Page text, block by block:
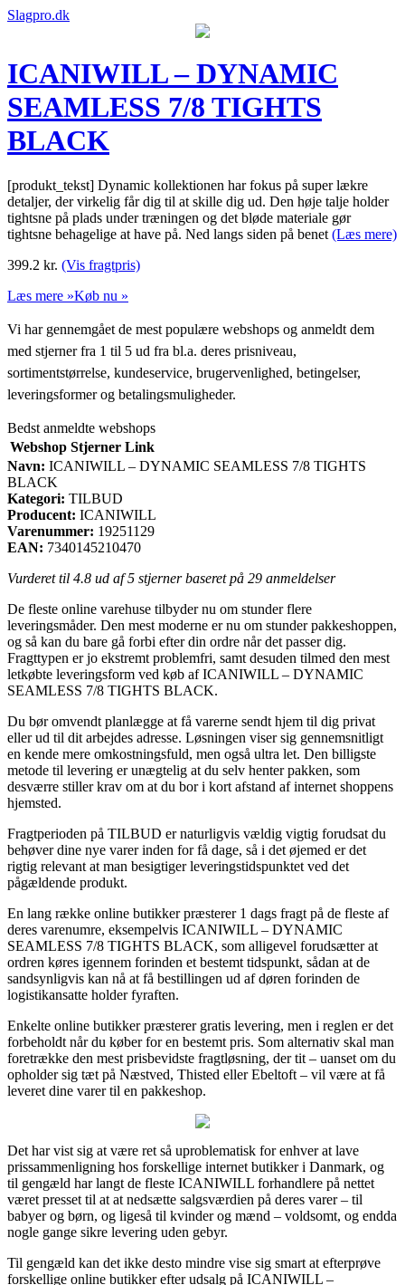
Slagpro.dk
ICANIWILL – DYNAMIC
SEAMLESS 7/8 TIGHTS
BLACK
[produkt_tekst] Dynamic kollektionen har fokus på super lækre
detaljer, der virkelig får dig til at skille dig ud. Den høje talje holder
tightsne på plads under træningen og det bløde materiale gør
tightsne behagelige at have på. Ned langs siden på benet (Læs mere)
399.2 kr. (Vis fragtpris)
Læs mere »Køb nu »
Vi har gennemgået de mest populære webshops og anmeldt dem
med stjerner fra 1 til 5 ud fra bl.a. deres prisniveau,
sortimentstørrelse, kundeservice, brugervenlighed, betingelser,
leveringsformer og betalingsmuligheder.
Bedst anmeldte webshops
Webshop Stjerner Link
Navn: ICANIWILL – DYNAMIC SEAMLESS 7/8 TIGHTS
BLACK
Kategori: TILBUD
Producent: ICANIWILL
Varenummer: 19251129
EAN: 7340145210470
Vurderet til 4.8 ud af 5 stjerner baseret på 29 anmeldelser
De fleste online varehuse tilbyder nu om stunder flere
leveringsmåder. Den mest moderne er nu om stunder pakkeshoppen,
og så kan du bare gå forbi efter din ordre når det passer dig.
Fragttypen er jo ekstremt problemfri, samt desuden tilmed den mest
letkøbte leveringsform ved køb af ICANIWILL – DYNAMIC
SEAMLESS 7/8 TIGHTS BLACK.
Du bør omvendt planlægge at få varerne sendt hjem til dig privat
eller ud til dit arbejdes adresse. Løsningen viser sig gennemsnitligt
en kende mere omkostningsfuld, men også ultra let. Den billigste
metode til levering er unægtelig at du selv henter pakken, som
desværre stiller krav om at du bor i kort afstand af internet shoppens
hjemsted.
Fragtperioden på TILBUD er naturligvis vældig vigtig forudsat du
behøver dine nye varer inden for få dage, så i det øjemed er det
rigtig relevant at man besigtiger leveringstidspunktet ved det
pågældende produkt.
En lang række online butikker præsterer 1 dags fragt på de fleste af
deres varenumre, eksempelvis ICANIWILL – DYNAMIC
SEAMLESS 7/8 TIGHTS BLACK, som alligevel forudsætter at
ordren køres igennem forinden et bestemt tidspunkt, sådan at de
sandsynligvis kan nå at få bestillingen ud af døren forinden de
logistikansatte holder fyraften.
Enkelte online butikker præsterer gratis levering, men i reglen er det
forbeholdt når du køber for en bestemt pris. Som alternativ skal man
foretrække den mest prisbevidste fragtløsning, der tit – uanset om du
opholder sig tæt på Næstved, Thisted eller Ebeltoft – vil være at få
leveret dine varer til en pakkeshop.
Det har vist sig at være ret så uproblematisk for enhver at lave
prissammenligning hos forskellige internet butikker i Danmark, og
til gengæld har langt de fleste ICANIWILL forhandlere på nettet
været presset til at at nedsætte salgsværdien på deres varer – til
babyer og børn, og ligeså til kvinder og mænd – voldsomt, og endda
nogle gange sikre levering uden gebyr.
Til gengæld kan det ikke desto mindre vise sig smart at efterprøve
forskellige online butikker efter udsalg på ICANIWILL –